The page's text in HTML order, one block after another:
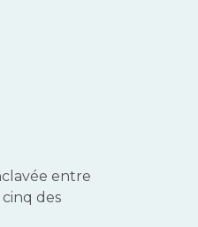
entre
des